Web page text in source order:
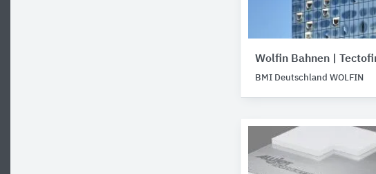
Wolfin Bahnen |
BMI Deutschland WOLFIN